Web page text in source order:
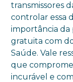
transmissores
controlar essa
importância da
gratuita com
Saúde. Vale
que
incurável e